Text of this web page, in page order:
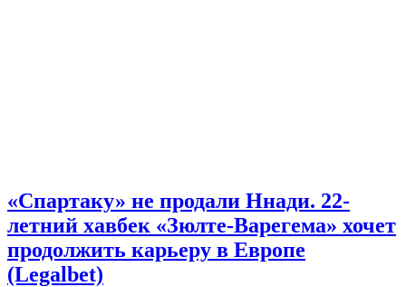
«Спартаку» не продали Ннади. 22-
летний хавбек «Зюлте-Варегема» хочет
продолжить карьеру в Европе
(Legalbet)